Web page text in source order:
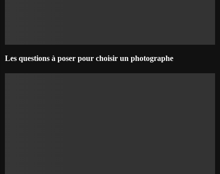
Les questions à poser pour choisir un photographe